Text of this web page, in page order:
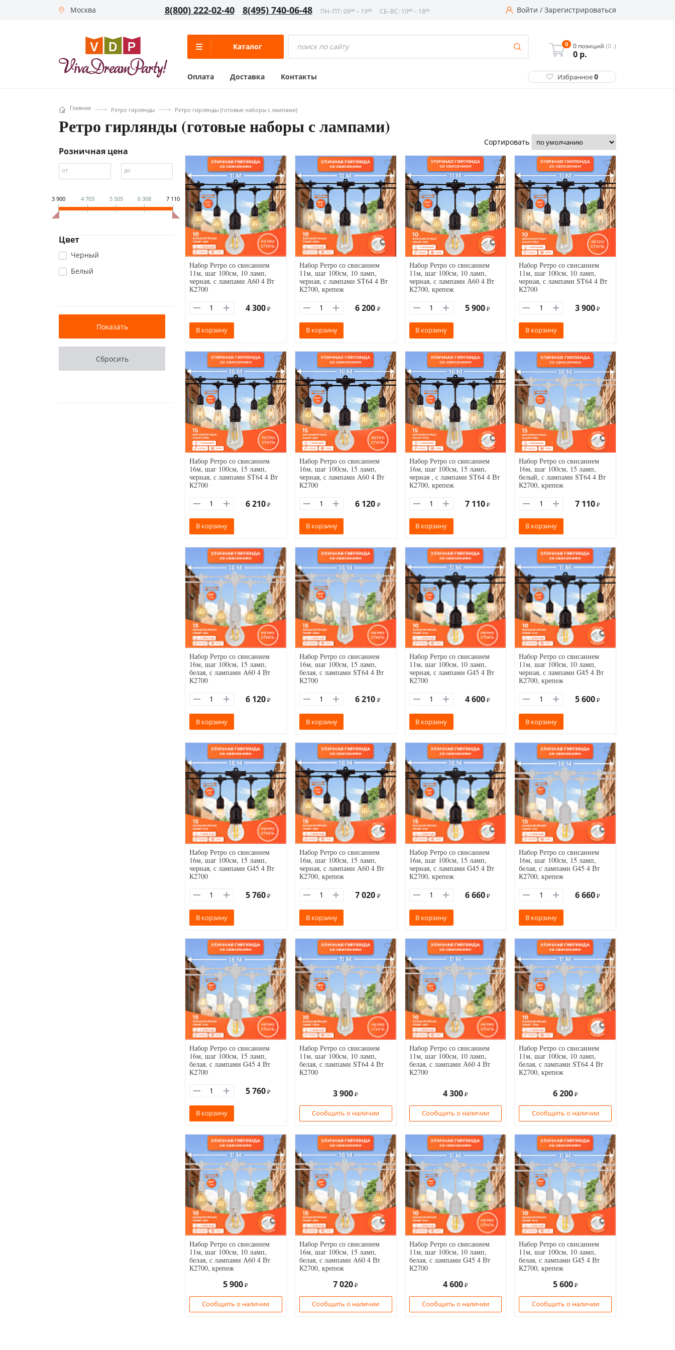
Москва 8(800) 222-02-40 8(495) 740-06-48 ПН–ПТ: 09⁰⁰ – 19⁰⁰ СБ–ВС: 10⁰⁰ – 18⁰⁰ Войти / Зарегистрироваться
Каталог 0 0 позиций (0 .)
0 р.
Оплата Доставка Контакты Избранное0
Главная Ретро гирлянды Ретро гирлянды (готовые наборы с лампами)
Ретро гирлянды (готовые наборы с лампами)
Розничная цена
от до
3 900 4 703 5 505 6 308 7 110
Цвет
Черный
Белый
Сортировать
Набор Ретро со свисанием
11м, шаг 100см, 10 ламп,
черная, с лампами А60 4 Вт
К2700
4 300 ₽
В корзину
Набор Ретро со свисанием
11м, шаг 100см, 10 ламп,
черная, с лампами ST64 4 Вт
К2700, крепеж
6 200 ₽
В корзину
Набор Ретро со свисанием
11м, шаг 100см, 10 ламп,
черная, с лампами А60 4 Вт
К2700, крепеж
5 900 ₽
В корзину
Набор Ретро со свисанием
11м, шаг 100см, 10 ламп,
черная, с лампами ST64 4 Вт
К2700
3 900 ₽
В корзину
Набор Ретро со свисанием
16м, шаг 100см, 15 ламп,
черная, с лампами ST64 4 Вт
К2700
6 210 ₽
В корзину
Набор Ретро со свисанием
16м, шаг 100см, 15 ламп,
черная, с лампами A60 4 Вт
К2700
6 120 ₽
В корзину
Набор Ретро со свисанием
16м, шаг 100см, 15 ламп,
черная , с лампами ST64 4 Вт
К2700, крепеж
7 110 ₽
В корзину
Набор Ретро со свисанием
16м, шаг 100см, 15 ламп,
белый, с лампами ST64 4 Вт
К2700, крепеж
7 110 ₽
В корзину
Набор Ретро со свисанием
16м, шаг 100см, 15 ламп,
белая, с лампами A60 4 Вт
К2700
6 120 ₽
В корзину
Набор Ретро со свисанием
16м, шаг 100см, 15 ламп,
белая, с лампами ST64 4 Вт
К2700
6 210 ₽
В корзину
Набор Ретро со свисанием
11м, шаг 100см, 10 ламп,
черная, с лампами G45 4 Вт
К2700
4 600 ₽
В корзину
Набор Ретро со свисанием
11м, шаг 100см, 10 ламп,
черная, с лампами G45 4 Вт
К2700, крепеж
5 600 ₽
В корзину
Набор Ретро со свисанием
16м, шаг 100см, 15 ламп,
черная, с лампами G45 4 Вт
К2700
5 760 ₽
В корзину
Набор Ретро со свисанием
16м, шаг 100см, 15 ламп,
черная, с лампами A60 4 Вт
К2700, крепеж
7 020 ₽
В корзину
Набор Ретро со свисанием
16м, шаг 100см, 15 ламп,
черная, с лампами G45 4 Вт
К2700, крепеж
6 660 ₽
В корзину
Набор Ретро со свисанием
16м, шаг 100см, 15 ламп,
белая, с лампами G45 4 Вт
К2700, крепеж
6 660 ₽
В корзину
Набор Ретро со свисанием
16м, шаг 100см, 15 ламп,
белая, с лампами G45 4 Вт
К2700
5 760 ₽
В корзину
Набор Ретро со свисанием
11м, шаг 100см, 10 ламп,
белая, с лампами ST64 4 Вт
К2700
3 900 ₽
Сообщить о наличии
Набор Ретро со свисанием
11м, шаг 100см, 10 ламп,
белая, с лампами А60 4 Вт
К2700
4 300 ₽
Сообщить о наличии
Набор Ретро со свисанием
11м, шаг 100см, 10 ламп,
белая, с лампами ST64 4 Вт
К2700, крепеж
6 200 ₽
Сообщить о наличии
Набор Ретро со свисанием
11м, шаг 100см, 10 ламп,
белая, с лампами А60 4 Вт
К2700, крепеж
5 900 ₽
Сообщить о наличии
Набор Ретро со свисанием
16м, шаг 100см, 15 ламп,
белая, с лампами A60 4 Вт
К2700, крепеж
7 020 ₽
Сообщить о наличии
Набор Ретро со свисанием
11м, шаг 100см, 10 ламп,
белая, с лампами G45 4 Вт
К2700
4 600 ₽
Сообщить о наличии
Набор Ретро со свисанием
11м, шаг 100см, 10 ламп,
белая, с лампами G45 4 Вт
К2700, крепеж
5 600 ₽
Сообщить о наличии